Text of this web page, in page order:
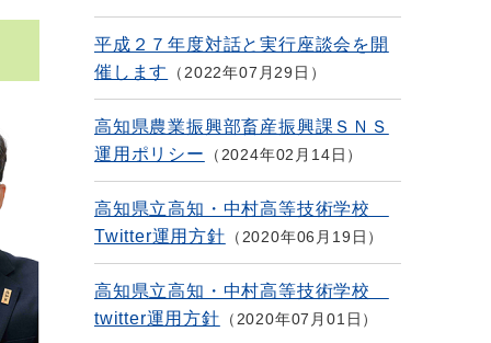
平成２７年度対話と実行座談会を開
催します
2022年07月29日
高知県農業振興部畜産振興課ＳＮＳ
運用ポリシー
2024年02月14日
高知県立高知・中村高等技術学校
Twitter運用方針
2020年06月19日
高知県立高知・中村高等技術学校
twitter運用方針
2020年07月01日